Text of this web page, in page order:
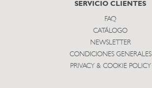
SERVICIO CLIENTES
FAQ
CATÁLOGO
NEWSLETTER
CONDICIONES GENERALES
PRIVACY & COOKIE POLICY